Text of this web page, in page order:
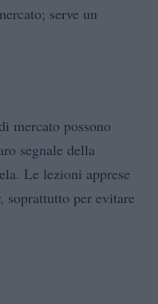
serve un
mercato possono
segnale della
Le lezioni apprese
soprattutto per evitare